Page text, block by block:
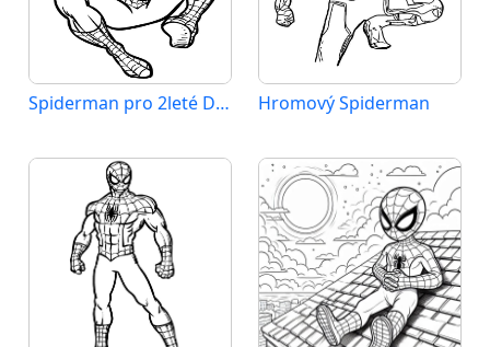
Spiderman pro 2leté Děti Hromový Spiderman